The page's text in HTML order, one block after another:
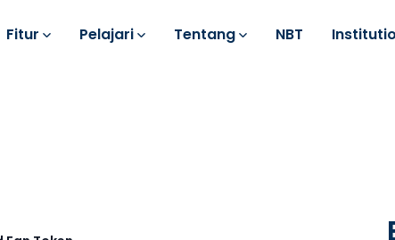
Fitur Pelajari Tentang NBT